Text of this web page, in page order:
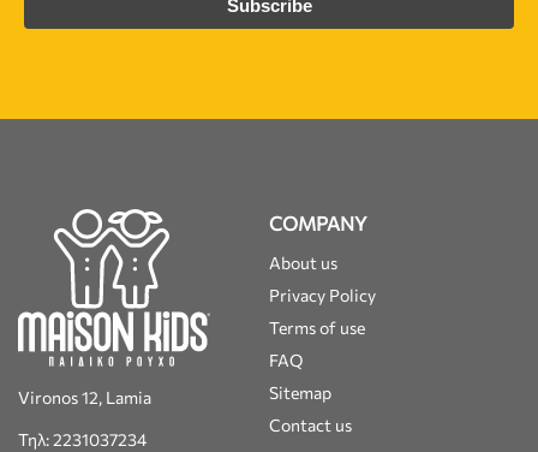
Vironos 12, Lamia
Τηλ: 2231037234
COMPANY
About us
Privacy Policy
Terms of use
FAQ
Sitemap
Contact us